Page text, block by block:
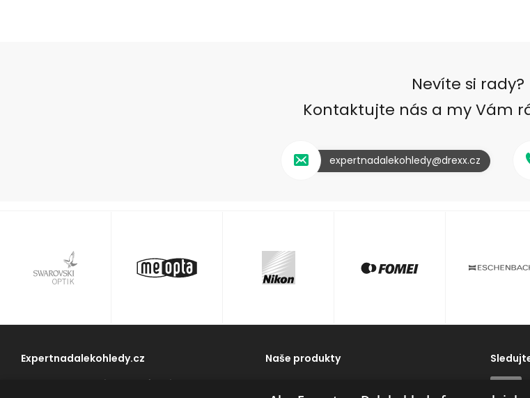
Nevíte si rady?
Kontaktujte nás a my Vám
expertnadalekohledy@drexx.cz
Expertnadalekohledy.cz
Na trhu se sportovní optikou působí naše
Naše produkty